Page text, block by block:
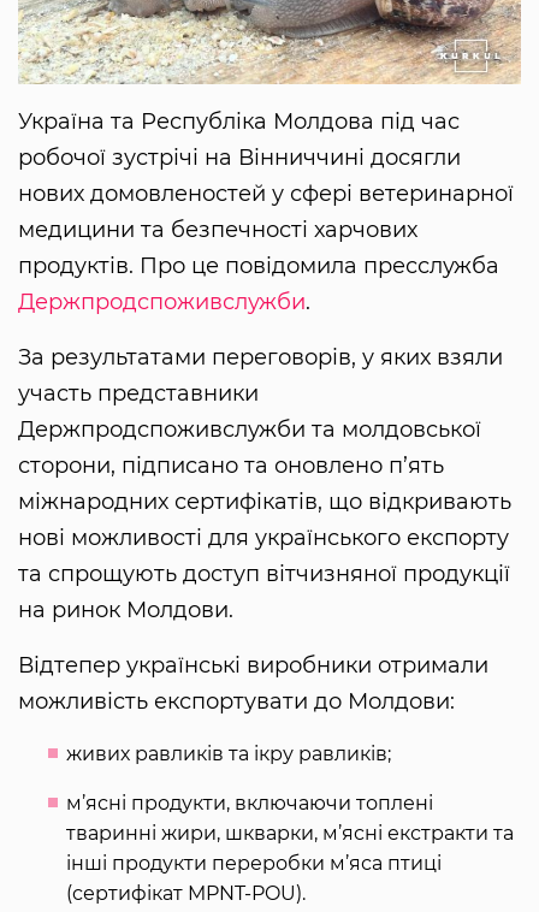
Україна та Республіка Молдова під час
робочої зустрічі на Вінниччині досягли
нових домовленостей у сфері ветеринарної
медицини та безпечності харчових
продуктів. Про це повідомила пресслужба
Держпродспоживслужби.
За результатами переговорів, у яких взяли
участь представники
Держпродспоживслужби та молдовської
сторони, підписано та оновлено п’ять
міжнародних сертифікатів, що відкривають
нові можливості для українського експорту
та спрощують доступ вітчизняної продукції
на ринок Молдови.
Відтепер українські виробники отримали
можливість експортувати до Молдови:
живих равликів та ікру равликів;
м’ясні продукти, включаючи топлені
тваринні жири, шкварки, м’ясні екстракти та
інші продукти переробки м’яса птиці
(сертифікат MPNT-POU).